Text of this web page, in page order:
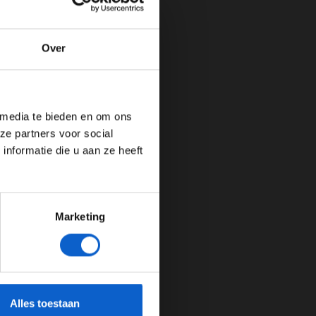
Over
te bieden en om ons
partners voor social
die u aan ze heeft
Marketing
Alles toestaan